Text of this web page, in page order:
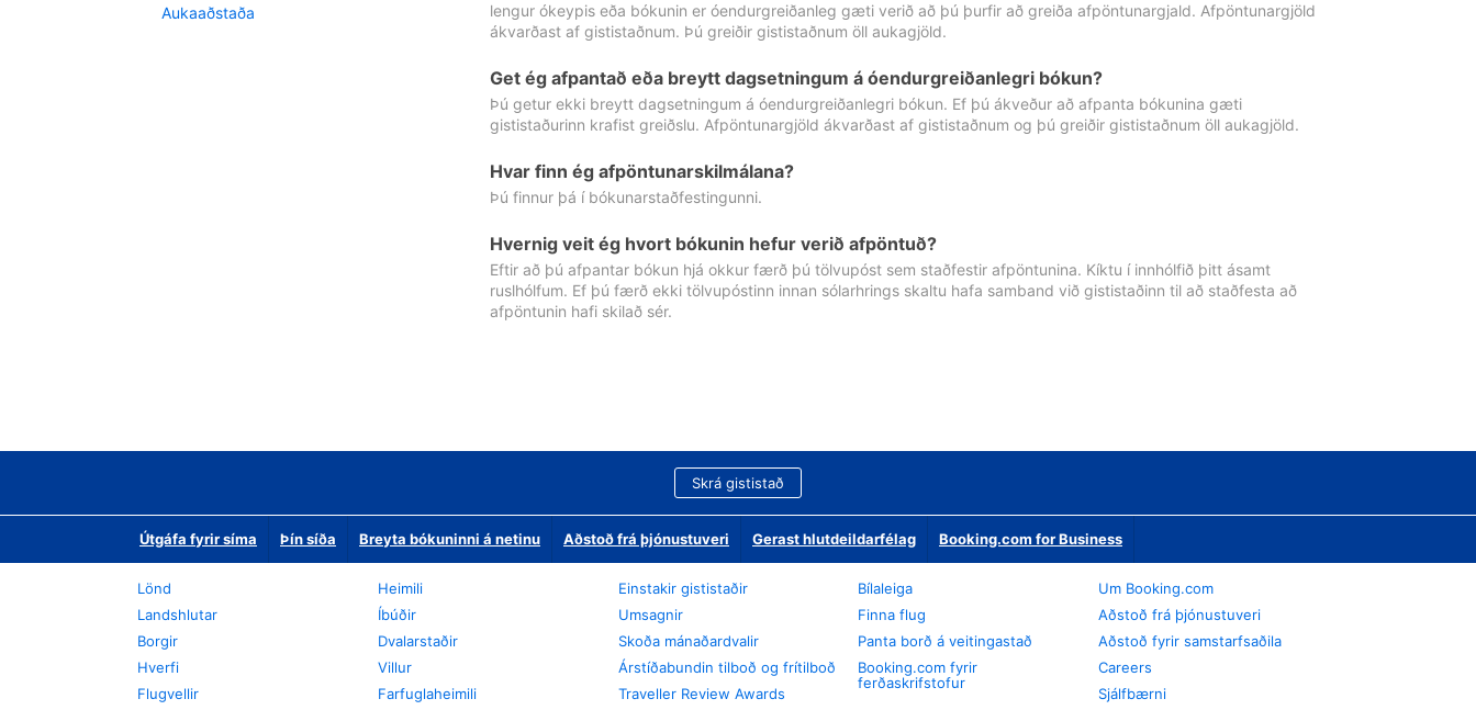
Aukaaðstaða
lengur ókeypis eða bókunin er óendurgreiðanleg gæti verið að þú þurfir að greiða afpöntunargjald. Afpöntunargjöld
ákvarðast af gististaðnum. Þú greiðir gististaðnum öll aukagjöld.
Get ég afpantað eða breytt dagsetningum á óendurgreiðanlegri bókun?
Þú getur ekki breytt dagsetningum á óendurgreiðanlegri bókun. Ef þú ákveður að afpanta bókunina gæti
gististaðurinn krafist greiðslu. Afpöntunargjöld ákvarðast af gististaðnum og þú greiðir gististaðnum öll aukagjöld.
Hvar finn ég afpöntunarskilmálana?
Þú finnur þá í bókunarstaðfestingunni.
Hvernig veit ég hvort bókunin hefur verið afpöntuð?
Eftir að þú afpantar bókun hjá okkur færð þú tölvupóst sem staðfestir afpöntunina. Kíktu í innhólfið þitt ásamt
ruslhólfum. Ef þú færð ekki tölvupóstinn innan sólarhrings skaltu hafa samband við gististaðinn til að staðfesta að
afpöntunin hafi skilað sér.
Skrá gististað
Útgáfa fyrir síma Þín síða Breyta bókuninni á netinu Aðstoð frá þjónustuveri Gerast hlutdeildarfélag Booking.com for Business
Lönd
Landshlutar
Borgir
Hverfi
Flugvellir
Heimili
Íbúðir
Dvalarstaðir
Villur
Farfuglaheimili
Einstakir gististaðir
Umsagnir
Skoða mánaðardvalir
Árstíðabundin tilboð og frítilboð
Traveller Review Awards
Bílaleiga
Finna flug
Panta borð á veitingastað
Booking.com fyrir
ferðaskrifstofur
Um Booking.com
Aðstoð frá þjónustuveri
Aðstoð fyrir samstarfsaðila
Careers
Sjálfbærni